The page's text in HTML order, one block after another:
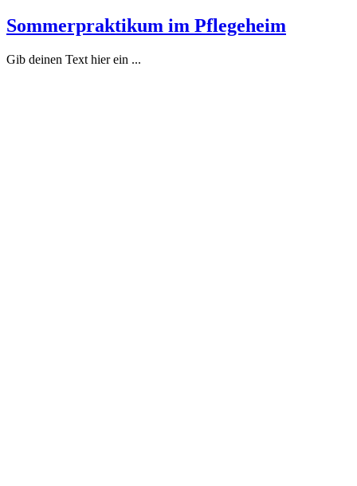
Sommerpraktikum im Pflegeheim
Gib deinen Text hier ein ...